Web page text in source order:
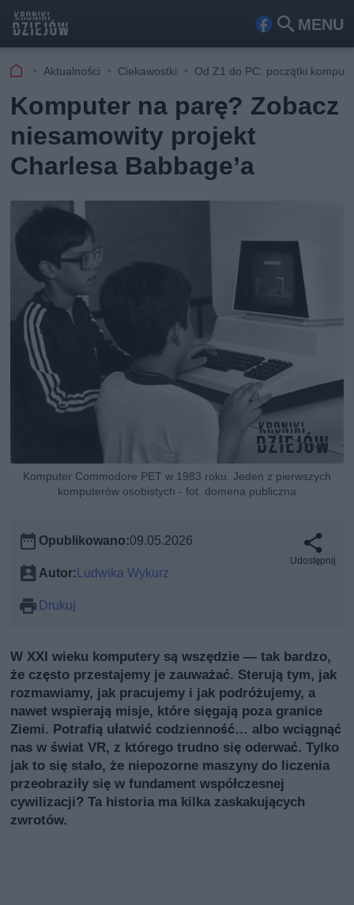
MENU
Fa
ook
Szu
Aktualności Ciekawostki Od Z1 do PC: początki
Komputer na parę? Zobacz
niesamowity projekt
Charlesa Babbage’a
Komputer Commodore PET w 1983 roku. Jeden z pierwszych
komputerów osobistych - fot. domena publiczna
Opublikowano:09.05.2026
Autor:Ludwika Wykurz
Drukuj
Udostępnij
W XXI wieku komputery są wszędzie — tak bardzo,
że często przestajemy je zauważać. Sterują tym, jak
rozmawiamy, jak pracujemy i jak podróżujemy, a
nawet wspierają misje, które sięgają poza granice
Ziemi. Potrafią ułatwić codzienność… albo wciągnąć
nas w świat VR, z którego trudno się oderwać. Tylko
jak to się stało, że niepozorne maszyny do liczenia
przeobraziły się w fundament współczesnej
cywilizacji? Ta historia ma kilka zaskakujących
zwrotów.